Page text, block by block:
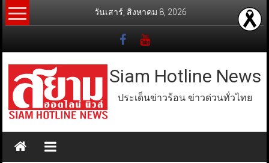
Skip
to
วันเสาร์, สิงหาคม 8, 2026
Siam Hotline News
ประเด็นข่าวร้อน ข่าวด่วนทั่วไทย